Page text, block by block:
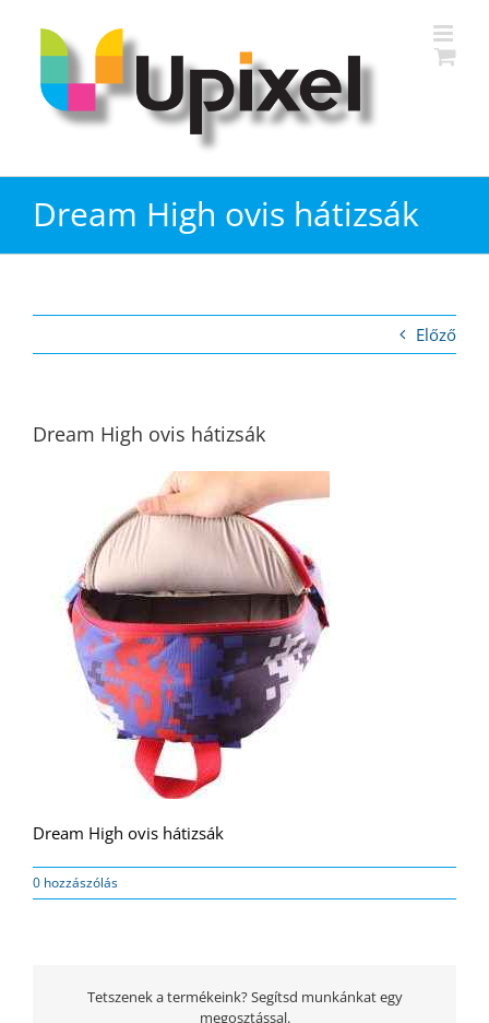
Dream High ovis hátizsák
Előző
Dream High ovis hátizsák
Dream High ovis hátizsák
0 hozzászólás
Tetszenek a termékeink? Segítsd munkánkat egy
megosztással.